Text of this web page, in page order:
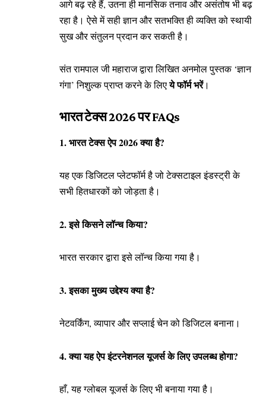
आगे बढ़ रहे हैं, उतना ही मानसिक तनाव और असंतोष भी बढ़
रहा है। ऐसे में सही ज्ञान और सतभक्ति ही व्यक्ति को स्थायी
सुख और संतुलन प्रदान कर सकती है।
संत रामपाल जी महाराज द्वारा लिखित अनमोल पुस्तक ‘ज्ञान
गंगा’ निशुल्क प्राप्त करने के लिएये फॉर्म भरें।
भारत टेक्स 2026 पर FAQs
1. भारत टेक्स ऐप 2026 क्या है?
यह एक डिजिटल प्लेटफॉर्म है जो टेक्सटाइल इंडस्ट्री के
सभी हितधारकों को जोड़ता है।
2. इसे किसने लॉन्च किया?
भारत सरकार द्वारा इसे लॉन्च किया गया है।
3. इसका मुख्य उद्देश्य क्या है?
नेटवर्किंग, व्यापार और सप्लाई चेन को डिजिटल बनाना।
4. क्या यह ऐप इंटरनेशनल यूजर्स के लिए उपलब्ध होगा?
हाँ, यह ग्लोबल यूजर्स के लिए भी बनाया गया है।